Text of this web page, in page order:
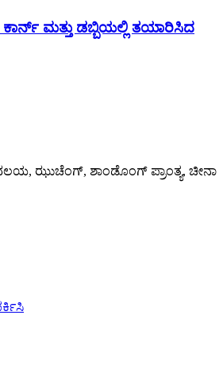
ಮತ್ತು ಡಬ್ಬಿಯಲ್ಲಿ ತಯಾರಿಸಿದ
ಝುಚೆಂಗ್, ಶಾಂಡೊಂಗ್ ಪ್ರಾಂತ್ಯ, ಚೀನಾ